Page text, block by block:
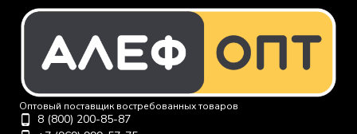
Оптовый поставщик востребованных товаров
8 (800) 200-85-87